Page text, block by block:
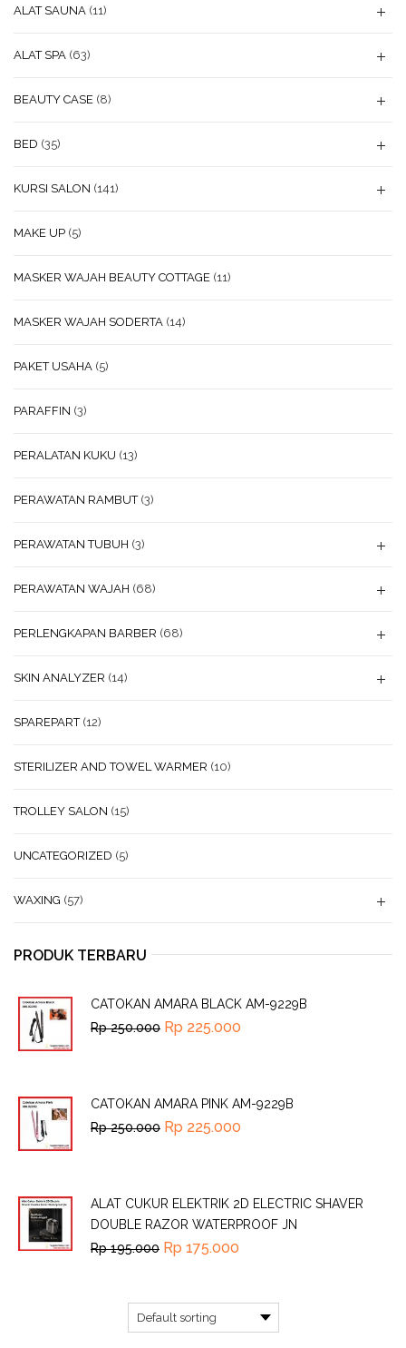
ALAT SAUNA (11)
ALAT SPA (63)
BEAUTY CASE (8)
BED (35)
KURSI SALON (141)
MAKE UP (5)
MASKER WAJAH BEAUTY COTTAGE (11)
MASKER WAJAH SODERTA (14)
PAKET USAHA (5)
PARAFFIN (3)
PERALATAN KUKU (13)
PERAWATAN RAMBUT (3)
PERAWATAN TUBUH (3)
PERAWATAN WAJAH (68)
PERLENGKAPAN BARBER (68)
SKIN ANALYZER (14)
SPAREPART (12)
STERILIZER AND TOWEL WARMER (10)
TROLLEY SALON (15)
UNCATEGORIZED (5)
WAXING (57)
PRODUK TERBARU
CATOKAN AMARA BLACK AM-9229B
Rp250.000 Rp 225.000
CATOKAN AMARA PINK AM-9229B
Rp250.000 Rp 225.000
ALAT CUKUR ELEKTRIK 2D ELECTRIC SHAVER
DOUBLE RAZOR WATERPROOF JN
Rp195.000 Rp 175.000